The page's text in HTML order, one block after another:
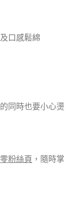
口感鬆綿
同時也要小心燙
粉絲頁 ，隨時掌